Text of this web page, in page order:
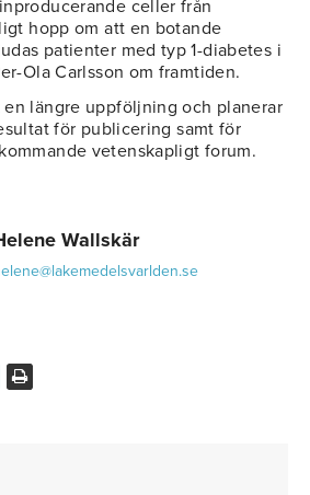
celler från
hopp om att en botande
patienter med typ 1-diabetes i
Ola Carlsson om framtiden.
en längre uppföljning och planerar
för publicering samt för
vetenskapligt forum.
Wallskär